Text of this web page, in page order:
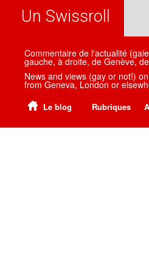
Un Swissroll
Commentaire de l'actualité
gauche, à droite, de Genève,
News and views (gay or not!)
from Geneva, London or
Le blog Rubriques